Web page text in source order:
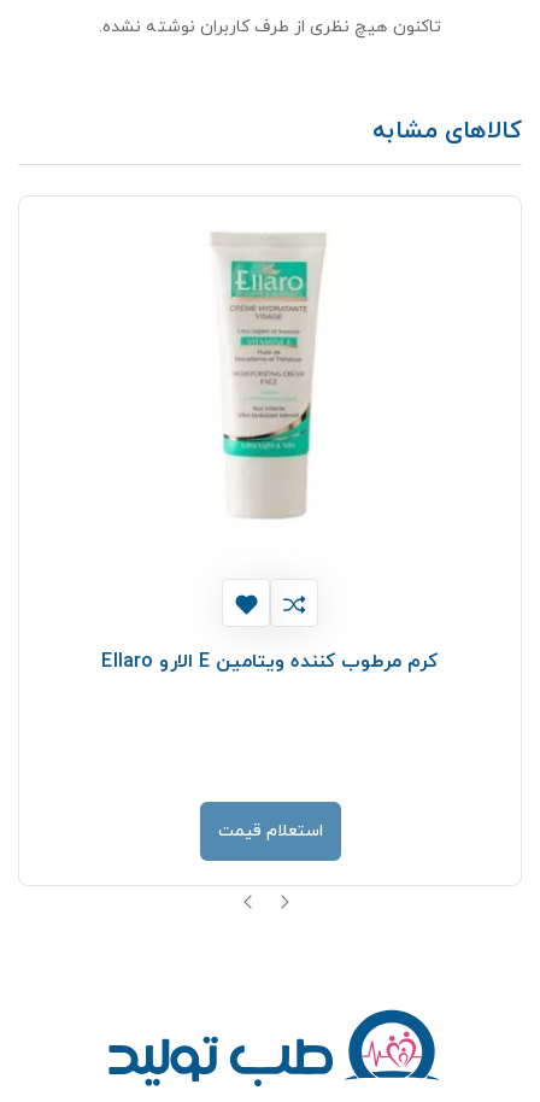
تاکنون هیچ نظری از طرف کاربران نوشته نشده.
کالاهای مشابه
کرم مرطوب کننده ویتامین E الارو Ellaro
استعلام قیمت